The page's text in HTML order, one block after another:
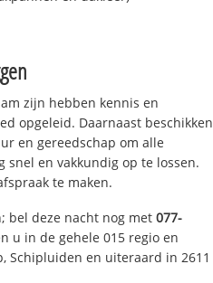
zijn hebben kennis en
opgeleid. Daarnaast beschikken
en gereedschap om alle
snel en vakkundig op te lossen.
te maken.
bel deze nacht nog met 077-
u in de gehele 015 regio en
Schipluiden en uiteraard in 2611